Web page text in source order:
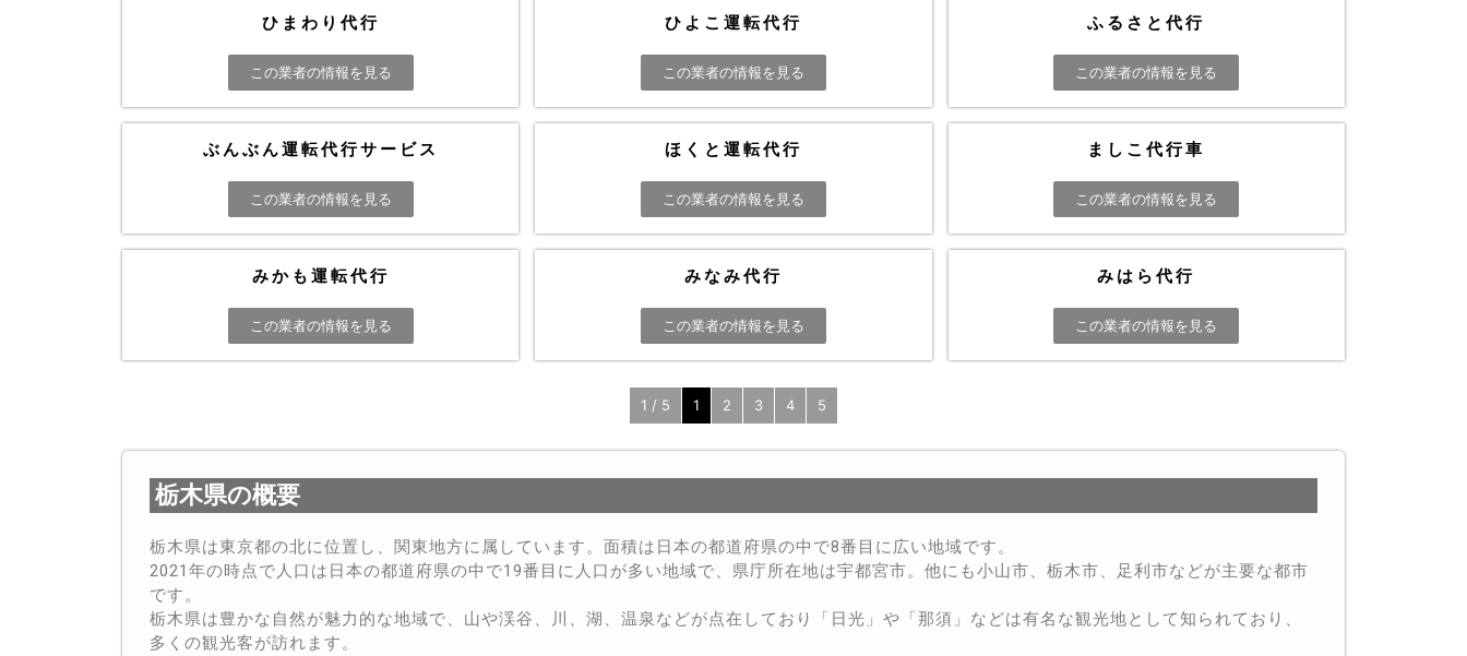
ひまわり代行
この業者の情報を見る
ひよこ運転代行
この業者の情報を見る
ふるさと代行
この業者の情報を見る
ぶんぶん運転代行サービス
この業者の情報を見る
ほくと運転代行
この業者の情報を見る
ましこ代行車
この業者の情報を見る
みかも運転代行
この業者の情報を見る
みなみ代行
この業者の情報を見る
みはら代行
この業者の情報を見る
1 / 5 1 2 3 4 5
栃木県の概要
栃木県は東京都の北に位置し、関東地方に属しています。面積は日本の都道府県の中で8番目に広い地域です。
2021年の時点で人口は日本の都道府県の中で19番目に人口が多い地域で、県庁所在地は宇都宮市。他にも小山市、栃木市、足利市などが主要な都市
です。
栃木県は豊かな自然が魅力的な地域で、山や渓谷、川、湖、温泉などが点在しており「日光」や「那須」などは有名な観光地として知られており、
多くの観光客が訪れます。